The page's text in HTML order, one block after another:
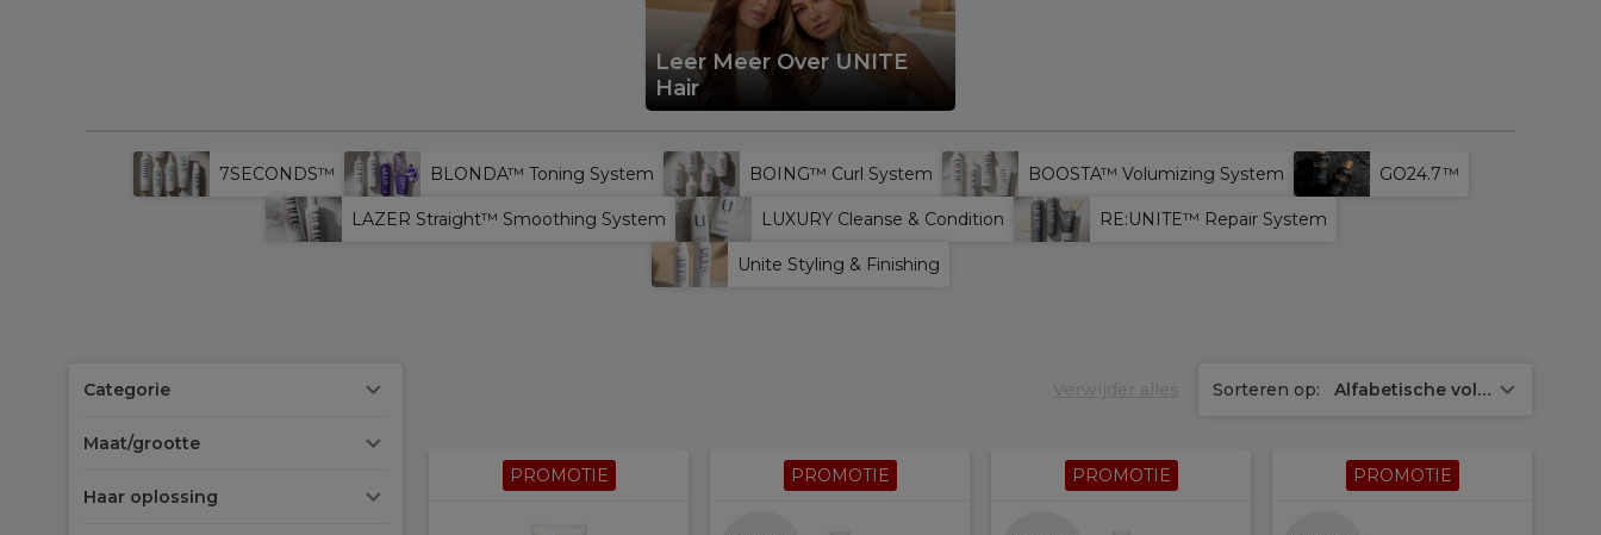
Leer Meer Over UNITE
Hair
7SECONDS™ BLONDA™ Toning System BOING™ Curl System BOOSTA™ Volumizing System GO24.7™
LAZER Straight™ Smoothing System LUXURY Cleanse & Condition RE:UNITE™ Repair System
Unite Styling & Finishing
Categorie
Maat/grootte
Haar oplossing
Sorteren op: Alfabetische volgorde (A-Z)
PROMOTIE PROMOTIE PROMOTIE PROMOTIE